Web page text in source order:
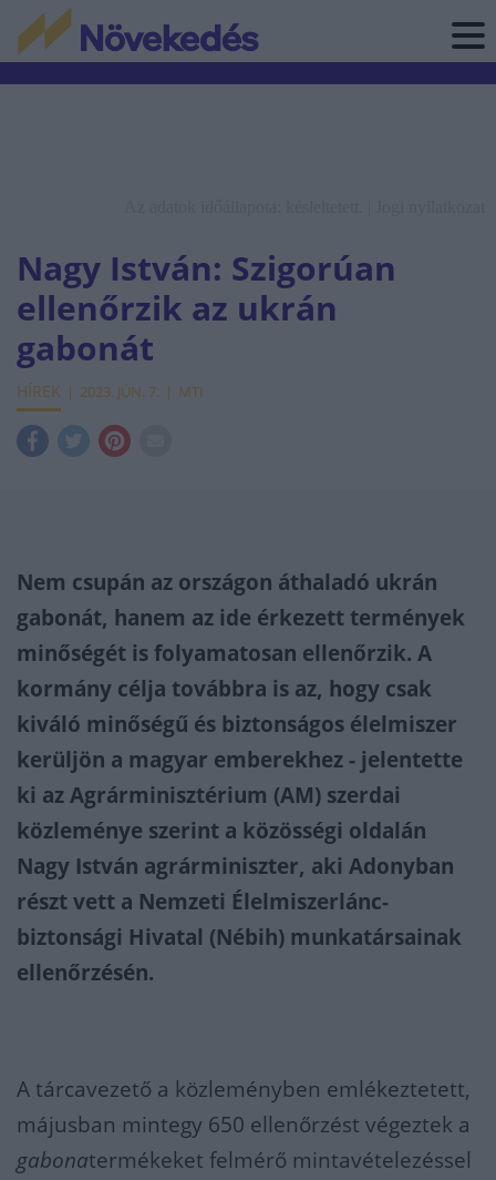
Nagy István: Szigorúan
ellenőrzik az ukrán
gabonát
HÍREK 2023. JÚN. 7. MTI
Nem csupán az országon áthaladó ukrán
gabonát, hanem az ide érkezett termények
minőségét is folyamatosan ellenőrzik. A
kormány célja továbbra is az, hogy csak
kiváló minőségű és biztonságos élelmiszer
kerüljön a magyar emberekhez - jelentette
ki az Agrárminisztérium (AM) szerdai
közleménye szerint a közösségi oldalán
Nagy István agrárminiszter, aki Adonyban
részt vett a Nemzeti Élelmiszerlánc-
biztonsági Hivatal (Nébih) munkatársainak
ellenőrzésén.
A tárcavezető a közleményben emlékeztetett,
májusban mintegy 650 ellenőrzést végeztek a
gabonatermékeket felmérő mintavételezéssel